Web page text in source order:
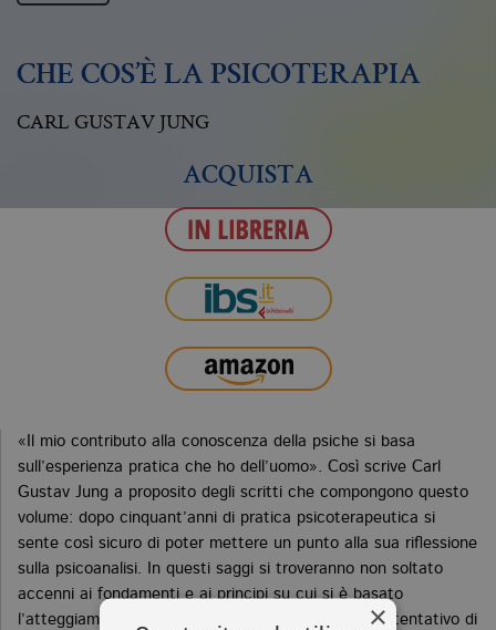
CHE COS’È LA PSICOTERAPIA
CARL GUSTAV JUNG
ACQUISTA
«Il mio contributo alla conoscenza della psiche si basa
sull’esperienza pratica che ho dell’uomo». Così scrive Carl
Gustav Jung a proposito degli scritti che compongono questo
volume: dopo cinquant’anni di pratica psicoterapeutica si
sente così sicuro di poter mettere un punto alla sua riflessione
sulla psicoanalisi. In questi saggi si troveranno non soltato
accenni ai fondamenti e ai principi su cui si è basato
l’atteggiamento pratico del terapeuta, ma anche il tentativo di
×